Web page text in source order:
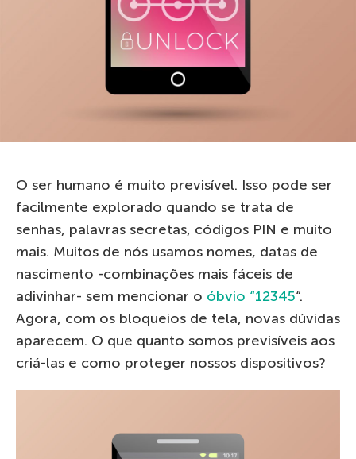
O ser humano é muito previsível. Isso pode ser
facilmente explorado quando se trata de
senhas, palavras secretas, códigos PIN e muito
mais. Muitos de nós usamos nomes, datas de
nascimento -combinações mais fáceis de
adivinhar- sem mencionar o óbvio “12345“.
Agora, com os bloqueios de tela, novas dúvidas
aparecem. O que quanto somos previsíveis aos
criá-las e como proteger nossos dispositivos?